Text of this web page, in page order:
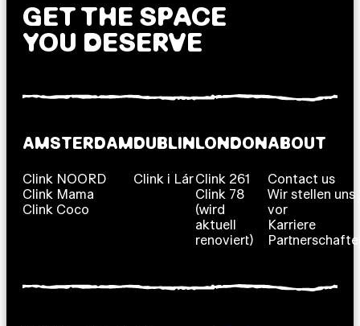
GET THE SPACE
YOU DESERVE
AMSTERDAM
Clink NOORD
Clink Mama
Clink Coco
DUBLIN
Clink i Lár
LONDON
Clink 261
Clink 78
(wird
aktuell
renoviert)
ABOUT
Contact us
Wir stellen uns
vor
Karriere